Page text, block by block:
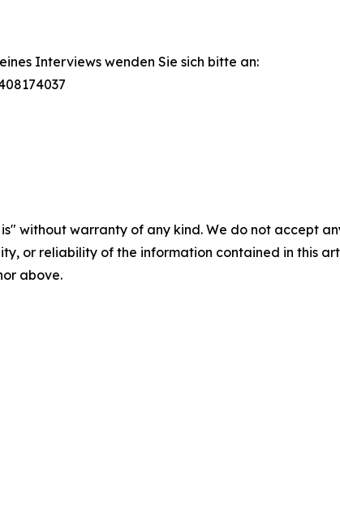
Interviews wenden Sie sich bitte an:
is" without warranty of any kind. We do not accept
or reliability of the information contained in this
above.